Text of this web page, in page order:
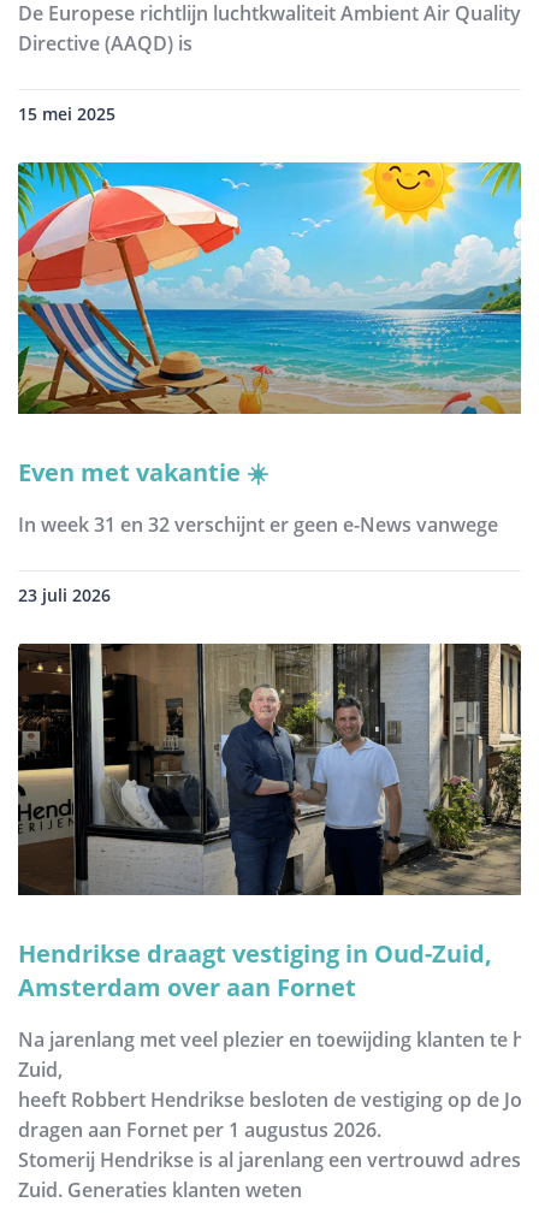
De Europese richtlijn luchtkwaliteit Ambient Air Quality
Directive (AAQD) is
15 mei 2025
Even met vakantie ☀️
In week 31 en 32 verschijnt er geen e-News vanwege
23 juli 2026
Hendrikse draagt vestiging in Oud-Zuid,
Amsterdam over aan Fornet
Na jarenlang met veel plezier en toewijding klanten te
Zuid,
heeft Robbert Hendrikse besloten de vestiging op de
dragen aan Fornet per 1 augustus 2026.
Stomerij Hendrikse is al jarenlang een vertrouwd adres
Zuid. Generaties klanten weten